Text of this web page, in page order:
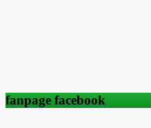
fanpage facebook